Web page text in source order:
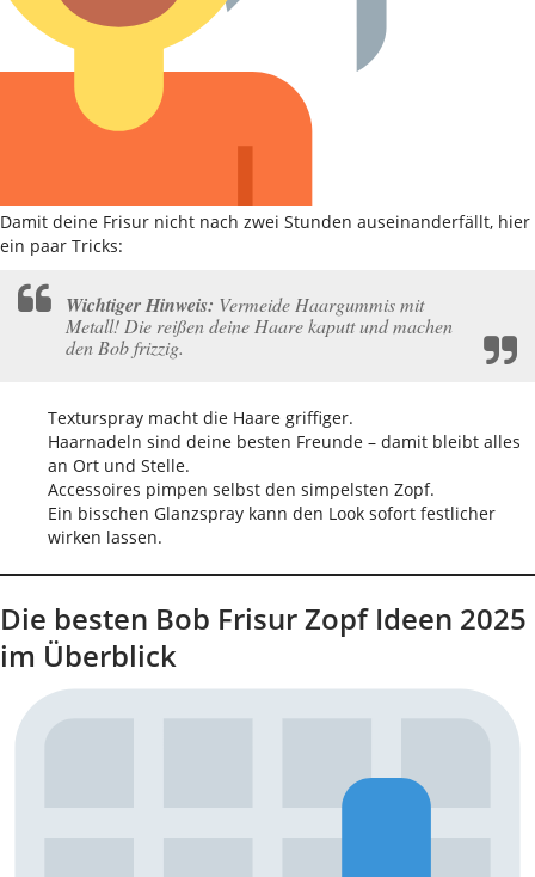
Damit deine Frisur nicht nach zwei Stunden auseinanderfällt, hier
ein paar Tricks:
Wichtiger Hinweis: Vermeide Haargummis mit
Metall! Die reißen deine Haare kaputt und machen
den Bob frizzig.
Texturspray macht die Haare griffiger.
Haarnadeln sind deine besten Freunde – damit bleibt alles
an Ort und Stelle.
Accessoires pimpen selbst den simpelsten Zopf.
Ein bisschen Glanzspray kann den Look sofort festlicher
wirken lassen.
Die besten Bob Frisur Zopf Ideen 2025
im Überblick